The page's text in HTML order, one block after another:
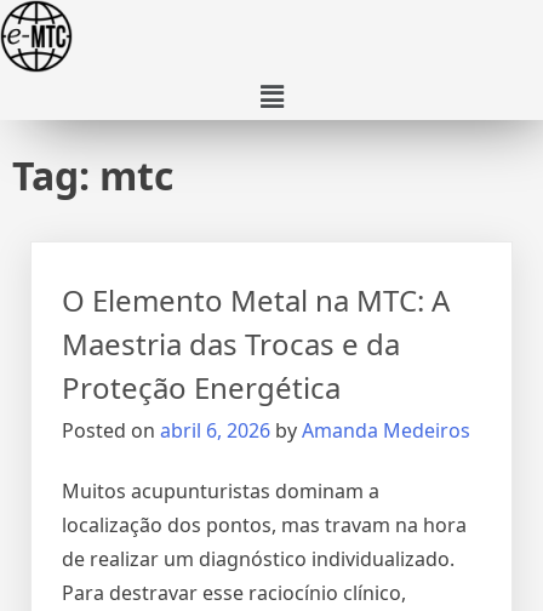
Tag: mtc
O Elemento Metal na MTC: A
Maestria das Trocas e da
Proteção Energética
Posted on abril 6, 2026 byAmanda Medeiros
Muitos acupunturistas dominam a
localização dos pontos, mas travam na hora
de realizar um diagnóstico individualizado.
Para destravar esse raciocínio clínico,